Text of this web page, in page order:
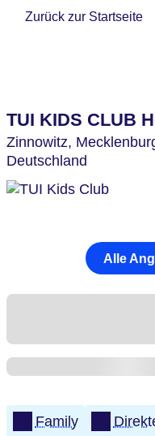
Zurück zur Startseite
TUI KIDS CLUB
Zinnowitz,
Deutschland
Alle
Family